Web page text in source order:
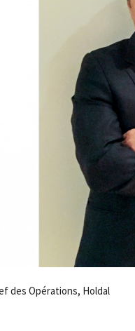
des Opérations, Holdal